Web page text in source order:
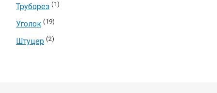
Труборез (1)
Уголок (19)
Штуцер (2)